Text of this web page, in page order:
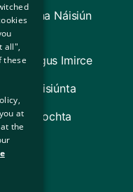
na Náisiún
Baile agus Imirce
Idirnáisiúnta
all",
these
at
the